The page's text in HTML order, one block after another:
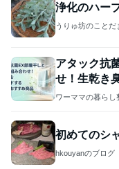
浄化のハー
うりゅ坊のことだ
アタック抗
せ！生乾き
商品
ワーママの暮らし
初めてのシ
hkouyanのブログ